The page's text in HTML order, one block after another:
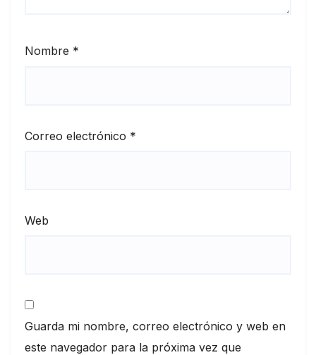
Nombre *
Correo electrónico *
Web
Guarda mi nombre, correo electrónico y web en
este navegador para la próxima vez que